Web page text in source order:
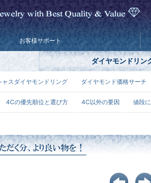
お客様サポート
ダイヤモンドリン
ャスダイヤモンドリング ダイヤモンド価格サーチ
4Cの優先順位と選び方 4C以外の要因 値段